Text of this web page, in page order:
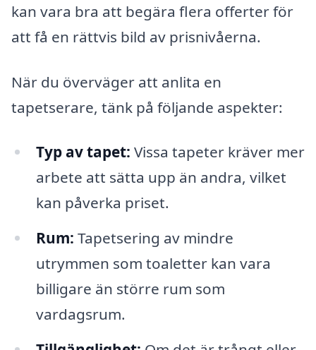
kan vara bra att begära flera offerter för
att få en rättvis bild av prisnivåerna.
När du överväger att anlita en
tapetserare, tänk på följande aspekter:
Typ av tapet: Vissa tapeter kräver mer
arbete att sätta upp än andra, vilket
kan påverka priset.
Rum: Tapetsering av mindre
utrymmen som toaletter kan vara
billigare än större rum som
vardagsrum.